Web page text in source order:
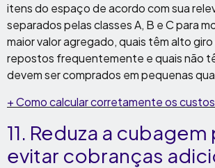
itens do espaço de acordo com sua
separados pelas classes A, B e C para
maior valor agregado, quais têm alto
repostos frequentemente e quais não
devem ser comprados em pequenas
+ Como calcular corretamente os
11. Reduza a cubagem
evitar cobranças